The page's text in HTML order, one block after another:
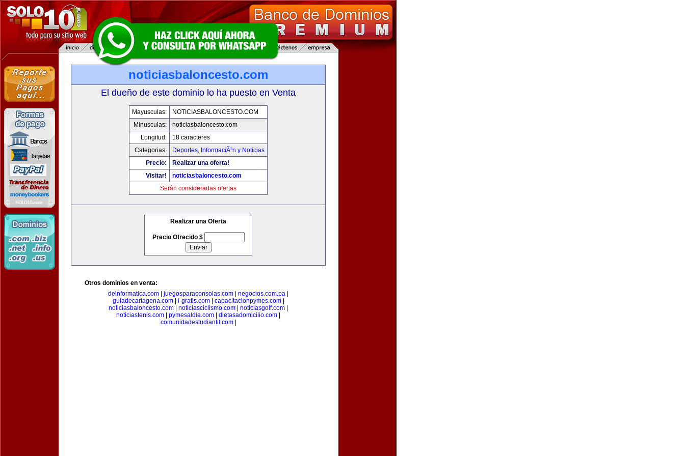
noticiasbaloncesto.com
El dueño de este dominio lo ha puesto en Venta
Mayusculas:
NOTICIASBALONCESTO.COM
Minusculas:
noticiasbaloncesto.com
Longitud:
18 caracteres
Categorias:
Deportes, InformaciÃ³n y Noticias
Precio:
Realizar una oferta!
Visitar!
noticiasbaloncesto.com
Serán consideradas ofertas
Realizar una Oferta
Precio Ofrecido $
Otros dominios en venta:
deinformatica.com
juegosparaconsolas.com negocios.com.pa
guiadecartagena.com| i-gratis.com| capacitacionpymes.com|
noticiasbaloncesto.com
noticiasciclismo.com noticiasgolf.com
noticiastenis.com
pymesaldia.com dietasadomicilio.com
comunidadestudiantil.com|